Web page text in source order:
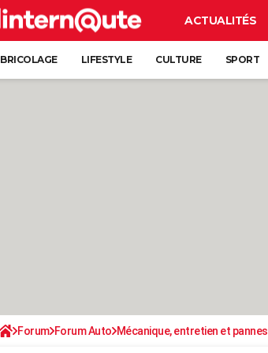
ACTUALITÉS
BRICOLAGE LIFESTYLE CULTURE SPORT
Forum Forum Auto Mécanique, entretien et pannes